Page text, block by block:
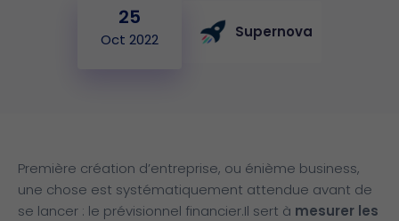
25
Oct 2022 Supernova
Première création d’entreprise, ou énième business,
une chose est systématiquement attendue avant de
se lancer : le prévisionnel financier.Il sert à mesurer les